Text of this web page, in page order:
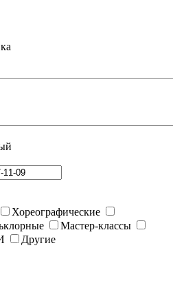
Хореографические
Мастер-классы
Другие